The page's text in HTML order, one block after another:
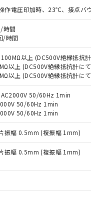
作電圧印加時、23℃、接点バウン
時間
/時間
以上 (DC500V絶縁抵抗計に
以上 (DC500V絶縁抵抗計にて)
以上 (DC500V絶縁抵抗計にて)
50/60Hz 1min
50/60Hz 1min
50/60Hz 1min
振幅 0.5mm (複振幅 1mm)
振幅 0.5mm (複振幅 1mm)
き、同意のうえ
制御機器事業取扱
および標準価格
ただくもので
扱商品の中には、
となる商品もある
。
価格照会結果は、
時点での社内デー
ものであり、閲
際の在庫および標
があることをご
10物質）の非含
る予定のある
令（10物質）の
対応品を出す予
令（10物質）の
または確認中の
ど無形物で、有
品です。
含有部品として
した場合などや
ります。
以下、 カド
ポリ臭化ビフェニル
フェニルエーテル類
率が中国RoHSの
ます。
率が中国RoHSの
示します。
販売部門へお問
：
、 Cd(カドミウ
ポリ臭化ビフェ
製品のうち、外国
法に定める商品
る場合は、日本
は役務取引許
要な手続きを